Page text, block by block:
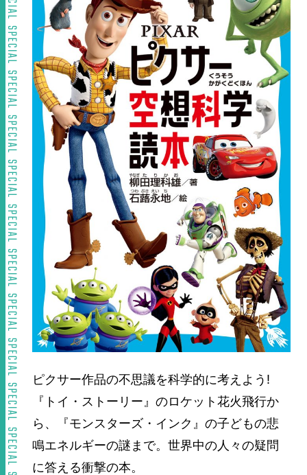
ピクサー作品の不思議を科学的に考えよう!
『トイ・ストーリー』のロケット花火飛行か
ら、『モンスターズ・インク』の子どもの悲
鳴エネルギーの謎まで。世界中の人々の疑問
に答える衝撃の本。